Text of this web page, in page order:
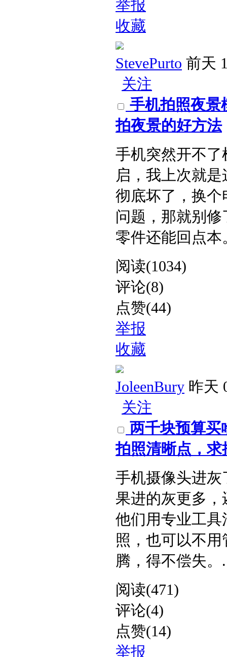
举报
收藏
StevePurto 前天
关注
手机拍照夜景
拍夜景的好方法​
手机突然开不
启，我上次就
彻底坏了，换
问题，那就别
零件还能回点本
阅读(1034)
评论(8)
点赞(44)
举报
收藏
JoleenBury 昨天
关注
两千块预算买
拍照清晰点，求
手机摄像头进
果进的灰更多
他们用专业工
照，也可以不
腾，得不偿失。​
阅读(471)
评论(4)
点赞(14)
举报